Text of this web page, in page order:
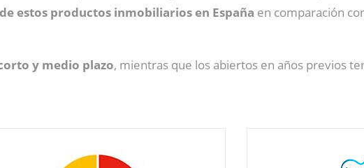
estos productos inmobiliarios en España en comparación
y medio plazo, mientras que los abiertos en años previos